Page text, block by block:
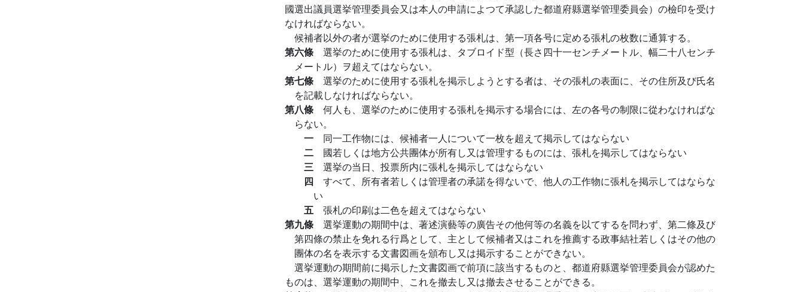
國選出議員選挙管理委員会又は本人の申請によつて承認した都道府縣選挙管理委員会）の檢印を受け
なければならない。
候補者以外の者が選挙のために使用する張札は、第一項各号に定める張札の枚数に通算する。
第六條 選挙のために使用する張札は、タブロイド型（長さ四十一センチメートル、幅二十八センチ
メートル）ヲ超えてはならない。
第七條 選挙のために使用する張札を掲示しようとする者は、その張札の表面に、その住所及び氏名
を記載しなければならない。
第八條 何人も、選挙のために使用する張札を掲示する場合には、左の各号の制限に從わなければな
らない。
一 同一工作物には、候補者一人について一枚を超えて掲示してはならない
二 國若しくは地方公共團体が所有し又は管理するものには、張札を掲示してはならない
三 選挙の当日、投票所内に張札を掲示してはならない
四 すべて、所有者若しくは管理者の承諾を得ないで、他人の工作物に張札を掲示してはならな
い
五 張札の印刷は二色を超えてはならない
第九條 選挙運動の期間中は、著述演藝等の廣告その他何等の名義を以てするを問わず、第二條及び
第四條の禁止を免れる行爲として、主として候補者又はこれを推薦する政事結社若しくはその他の
團体の名を表示する文書図画を頒布し又は掲示することができない。
選挙運動の期間前に掲示した文書図画で前項に該当するものと、都道府縣選挙管理委員会が認めた
ものは、選挙運動の期間中、これを撤去し又は撤去させることができる。